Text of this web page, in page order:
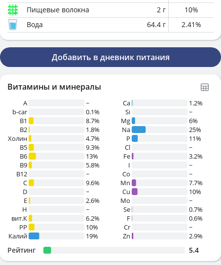
Пищевые волокна
2 г 10%
Вода
64.4 г 2.41%
Добавить в дневник питания
Витамины и минералы
A
~
b-car
0.1%
В1
8.7%
B2
1.8%
Холин
4.7%
B5
9.3%
B6
13%
B9
5.8%
B12
~
C
9.6%
D
~
E
2.6%
H
~
вит.К
6.2%
PP
10%
Калий
19%
Ca
1.2%
Si
~
Mg
6%
Na
25%
P
11%
Cl
~
Fe
3.2%
I
~
Co
~
Mn
7.7%
Cu
10%
Mo
~
Se
0.7%
F
0.6%
Cr
~
Zn
2.9%
Рейтинг 5.4